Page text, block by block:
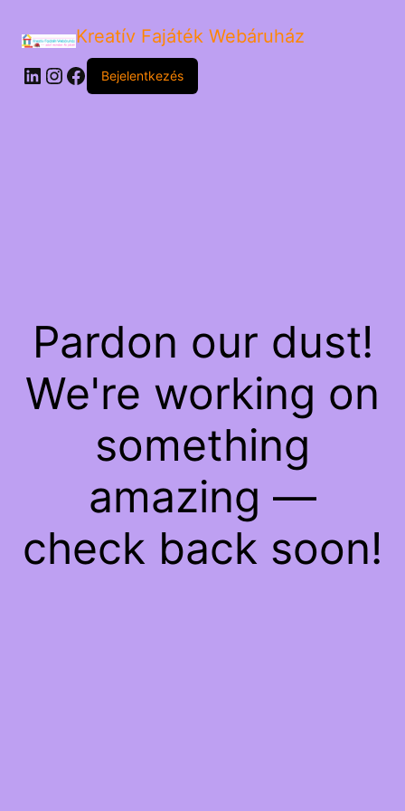
Kreatív Fajáték Webáruház
LinkedIn
Instagram
Facebook
Bejelentkezés
Pardon our dust!
We're working on
something
amazing —
check back soon!